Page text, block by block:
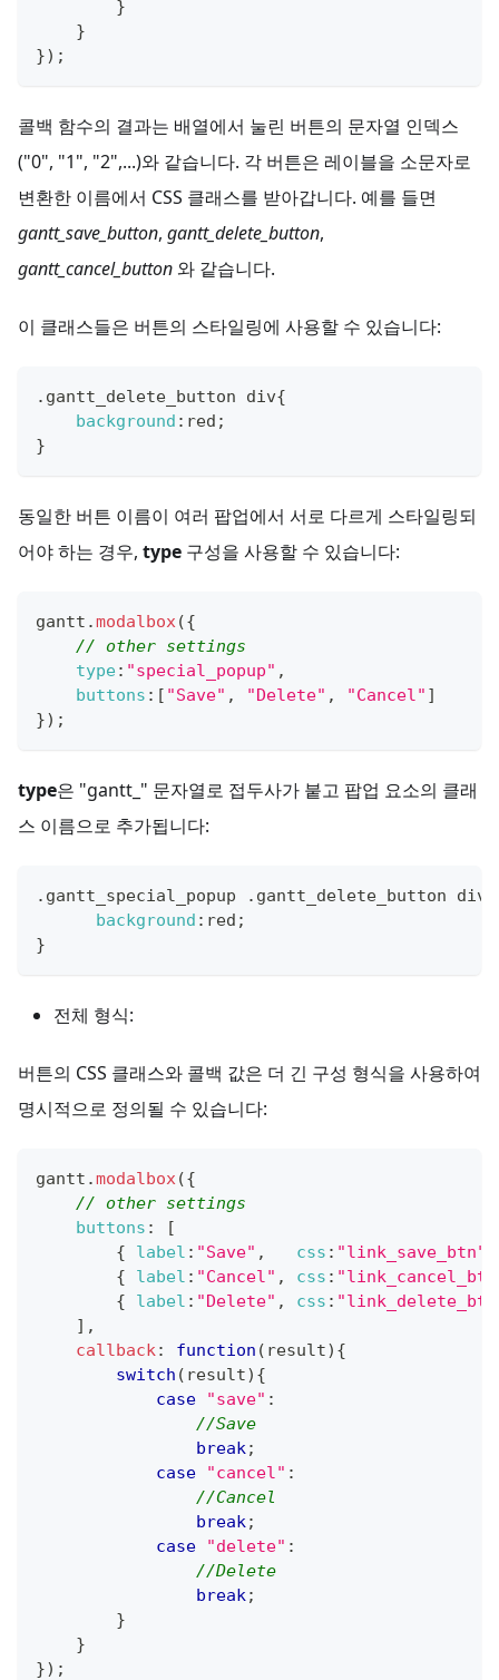
}
}
}) ;
콜백 함수의 결과는 배열에서 눌린 버튼의 문자열 인덱스
("0", "1", "2",...)와 같습니다. 각 버튼은 레이블을 소문자로
변환한 이름에서 CSS 클래스를 받아갑니다. 예를 들면
gantt_save_button, gantt_delete_button,
gantt_cancel_button 와 같습니다.
이 클래스들은 버튼의 스타일링에 사용할 수 있습니다:
. gantt_delete_button div{
background : red ;
}
동일한 버튼 이름이 여러 팝업에서 서로 다르게 스타일링되
어야 하는 경우, type 구성을 사용할 수 있습니다:
gantt .modalbox({
// other settings
type: "special_popup" ,
buttons : [ "Save" , "Delete" , "Cancel" ]
}) ;
type은 "gantt_" 문자열로 접두사가 붙고 팝업 요소의 클래
스 이름으로 추가됩니다:
. gantt_special_popup . gantt_delete_button div
background : red ;
}
전체 형식:
버튼의 CSS 클래스와 콜백 값은 더 긴 구성 형식을 사용하여
명시적으로 정의될 수 있습니다:
gantt .modalbox({
// other settings
buttons :
[
{
label : "Save" , css : "link_save_btn"
{
label : "Cancel" , css :
{
label : "Delete" , css :
] ,
callback: function ( result) {
switch ( result) {
case
"save" :
//Save
break;
case
"cancel" :
//Cancel
break;
case
"delete" :
//Delete
break;
}
}
}) ;